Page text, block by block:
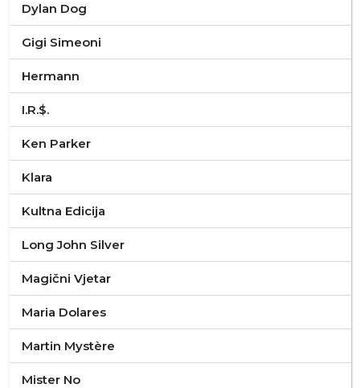
Dylan Dog
Gigi Simeoni
Hermann
I.R.$.
Ken Parker
Klara
Kultna Edicija
Long John Silver
Magični Vjetar
Maria Dolares
Martin Mystère
Mister No